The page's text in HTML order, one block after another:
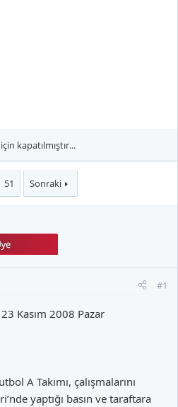
kapatılmıştır...
51 Sonraki
#1
Kasım 2008 Pazar
A Takımı, çalışmalarını
yaptığı basın ve taraftara